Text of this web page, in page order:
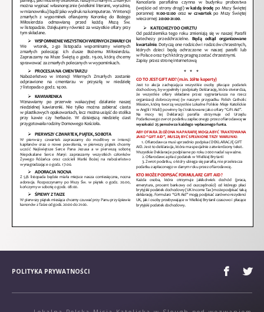
POLITYKA PRYWATNOŚCI